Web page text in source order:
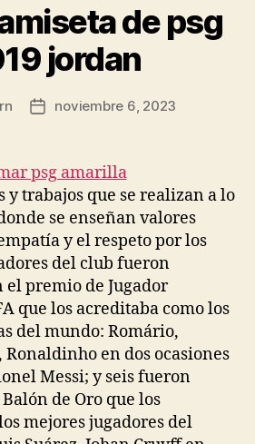
de psg
jordan
Fecha
entrada
noviembre 6, 2023
y trabajos que se realizan a lo
se enseñan valores
y el respeto por los
del club fueron
el premio de Jugador
que los acreditaba como los
del mundo: Romário,
en dos ocasiones
Messi; y seis fueron
de Oro que los
mejores jugadores del